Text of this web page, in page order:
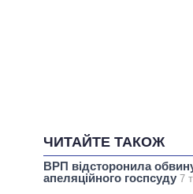
ЧИТАЙТЕ ТАКОЖ
ВРП відсторонила
апеляційного госпсуду 7